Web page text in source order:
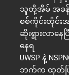
သူတို့အိမ် အခန်
စစ်ကိုင်းတိုင်း
ဆိုးရွားလာနေပ
နေရ
UWSP နဲ့
ဘက်က ထုတ်ပ